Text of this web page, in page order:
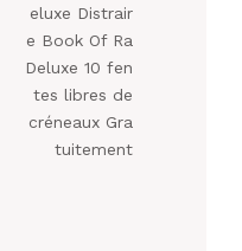
eluxe Distrair
e Book Of Ra
Deluxe 10 fen
tes libres de
créneaux Gra
tuitement